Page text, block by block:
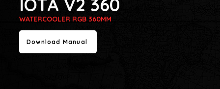
IOTA V2 360
WATERCOOLER RGB 360MM
Download Manual